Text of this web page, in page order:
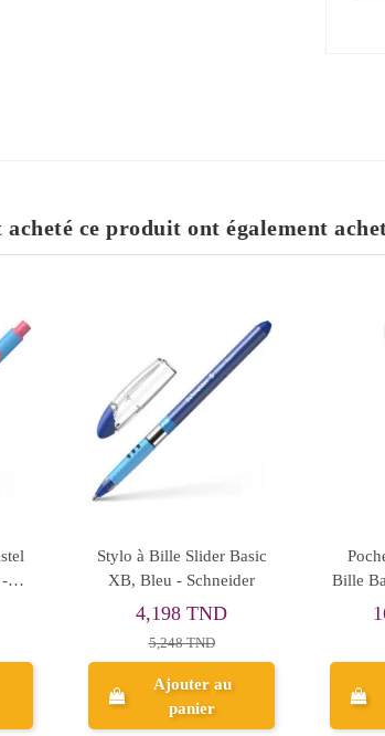
ce produit ont également
Stylo à Bille Slider Basic
XB, Bleu - Schneider
4,198 TND
5,248 TND
Ajouter au
panier
Bille